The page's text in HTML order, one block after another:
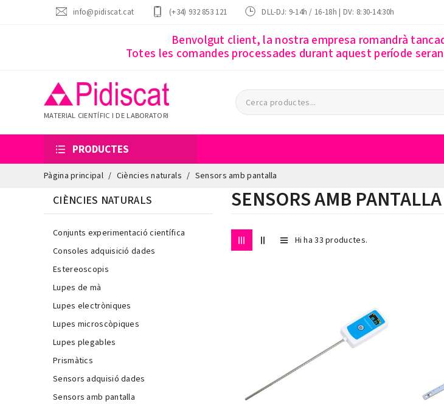
info@pidiscat.cat (+34) 932 853 121 DLL-DJ: 9-14h / 16-18h | DV: 8:30-14:30h
Benvolgut client, la nostra empresa romandrà
Totes les comandes processades durant aquest període
MATERIAL CIENTÍFIC I DE LABORATORI
PRODUCTES
Pàgina principal Ciències naturals Sensors amb pantalla
CIÈNCIES NATURALS
Conjunts experimentació científica
Consoles adquisició dades
Estereoscopis
Lupes de mà
Lupes electròniques
Lupes microscòpiques
Lupes plegables
Prismàtics
Sensors adquisió dades
Sensors amb pantalla
SENSORS AMB PANTALLA
Hi ha 33 productes.